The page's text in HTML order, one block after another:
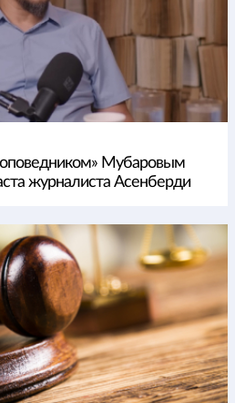
Мубаровым
журналиста Асенберди